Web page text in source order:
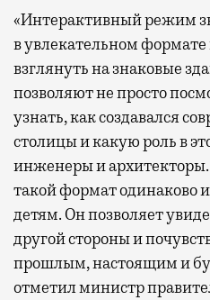
«Интерактивный режим
в увлекательном
взглянуть на знаковые
позволяют не просто
узнать, как создавался
столицы и какую роль в
инженеры и
такой формат одинаково
детям. Он позволяет
другой стороны и
прошлым, настоящим и
отметил министр